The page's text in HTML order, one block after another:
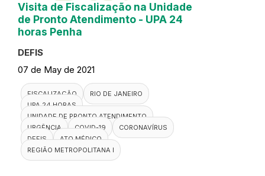
Visita de Fiscalização na Unidade
de Pronto Atendimento - UPA 24
horas Penha
DEFIS
07 de May de 2021
FISCALIZAÇÃO
RIO DE JANEIRO
UPA 24 HORAS
UNIDADE DE PRONTO ATENDIMENTO
URGÊNCIA
COVID-19
CORONAVÍRUS
DEFIS
ATO MÉDICO
REGIÃO METROPOLITANA I